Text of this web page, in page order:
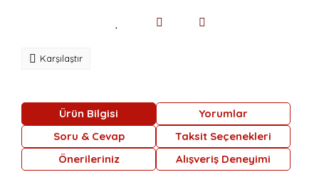
Karşılaştır
Ürün Bilgisi
Yorumlar
Soru & Cevap
Taksit Seçenekleri
Önerileriniz
Alışveriş Deneyimi